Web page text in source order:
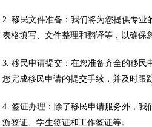
2. 移民文件准备：我们将为您提供专业
表格填写、文件整理和翻译等，以确保
3. 移民申请提交：在您准备齐全的移民
您完成移民申请的提交手续，并及时跟
4. 签证办理：除了移民申请服务外，我
游签证、学生签证和工作签证等。